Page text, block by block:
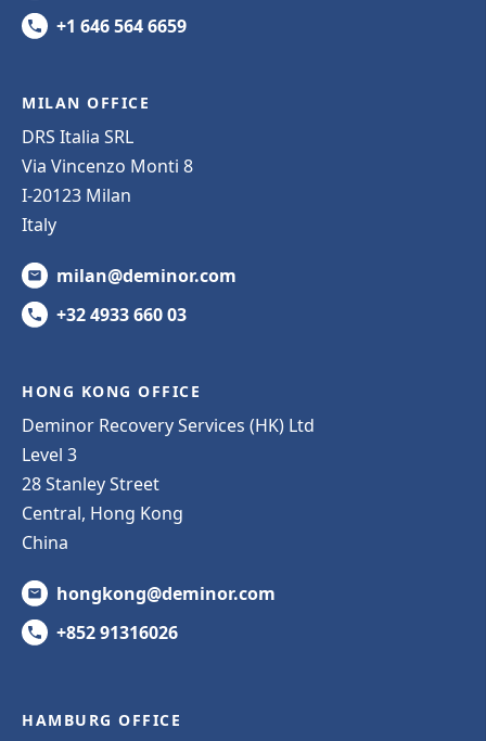
+1 646 564 6659
MILAN OFFICE
DRS Italia SRL
Via Vincenzo Monti 8
I-20123 Milan
Italy
milan@deminor.com
+32 4933 660 03
HONG KONG OFFICE
Deminor Recovery Services (HK) Ltd
Level 3
28 Stanley Street
Central, Hong Kong
China
hongkong@deminor.com
+852 91316026
HAMBURG OFFICE